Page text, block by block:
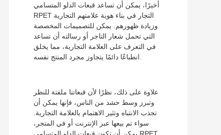
أخيرًا، يمكن أن تساعد قبعات الدلو المتسامي
RPET التجار في بناء هوية علامتهم التجارية
وزيادة ظهورهم. يمكن للتصميمات المخصصة
التي تحمل شعار التاجر أو رسالته أن تساعد
في التعرف على العلامة التجارية، مما يخلق
علاوة على ذلك، نظرًا لأن قبعاتنا ملفتة للنظر
وتبرز وسط حشد من الناس، فإنها يمكن أن
تجذب الانتباه وتثير الاهتمام بالعلامة التجارية.
سواء تم بيعها عبر الإنترنت أو في المتجر،
يمكن أن تكون قبعات الدلو المتسامي RPET